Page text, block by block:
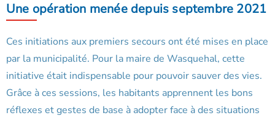
Une opération menée depuis septembre 2021
Ces initiations aux premiers secours ont été mises en place
par la municipalité. Pour la maire de Wasquehal, cette
initiative était indispensable pour pouvoir sauver des vies.
Grâce à ces sessions, les habitants apprennent les bons
réflexes et gestes de base à adopter face à des situations